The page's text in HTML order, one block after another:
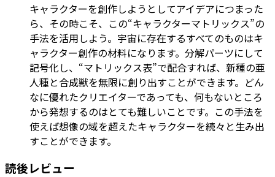
キャラクターを創作しようとしてアイデアにつまった
ら、その時こそ、この“キャラクターマトリックス”の
手法を活用しよう。宇宙に存在するすべてのものはキ
ャラクター創作の材料になります。分解パーツにして
記号化し、“マトリックス表”で配合すれば、新種の亜
人種と合成獣を無限に創り出すことができます。どん
なに優れたクリエイターであっても、何もないところ
から発想するのはとても難しいことです。この手法を
使えば想像の域を超えたキャラクターを続々と生み出
すことができます。
読後レビュー